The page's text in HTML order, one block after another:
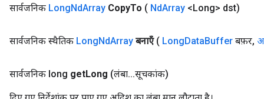
सार्वजनिक LongNdArray CopyTo ( NdArray <Long> dst)
सार्वजनिक स्थैतिक LongNdArray बनाएँ ( LongDataBuffer बफ़र,
सार्वजनिक long getLong (लंबा...सूचकांक)